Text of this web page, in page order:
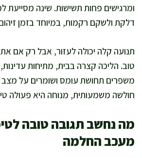
ומרגישים פחות תשישות. שינה מסייעת
דלקת ולשקם רקמות, במיוחד בזמן
תנועה קלה יכולה לעזור, אבל רק אם
טוב. הליכה קצרה בבית, מתיחות עדינות,
משפרים תחושת עומס ושומרים על מצב
חולשה משמעותית, מנוחה היא פעולה
מה נחשב תגובה טובה
מעכב החלמה